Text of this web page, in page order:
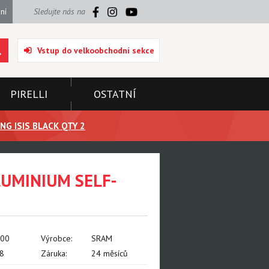
Sledujte nás na
Vstup do velkoobchodní sekce
PIRELLI OSTATNÍ
ISIS BLACK QTY 2
SELF-
Výrobce:
SRAM
Záruka: 24 měsíců